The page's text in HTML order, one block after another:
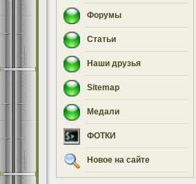
Форумы
Статьи
Наши друзья
Sitemap
Медали
ФОТКИ
Новое на сайте